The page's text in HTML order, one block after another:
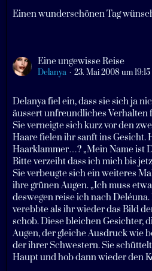
Einen wunderschönen Tag
Eine ungewisse Reise
Delanya 23. Mai 2008 um 19:15
Delanya fiel ein, dass sie sich ja
äussert unfreundliches Verhalten
Sie verneigte sich kurz vor den
Haare fielen ihr sanft ins Gesicht.
Haarklammer…? „Mein Name ist
Bitte verzeiht dass ich mich bis
Sie verbeugte sich ein weiteres
ihre grünen Augen. „Ich muss
deswegen reise ich nach
verebbte als ihr wieder das Bild
schob. Diese bleichen Gesichter,
Augen, der gleiche Ausdruck wie
der ihrer Schwestern. Sie
Haupt und hob dann wieder den